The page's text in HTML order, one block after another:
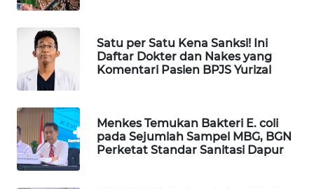
Satu per Satu Kena Sanksi! Ini
Daftar Dokter dan Nakes yang
Komentari Pasien BPJS Yurizal
Menkes Temukan Bakteri E. coli
pada Sejumlah Sampel MBG, BGN
Perketat Standar Sanitasi Dapur
SEMARANG
WN
SOLO
BOROBUDUR
WN
MADURA